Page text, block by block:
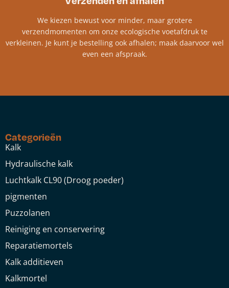
We kiezen bewust voor minder, maar grotere
verzendmomenten om onze ecologische voetafdruk te
verkleinen. Je kunt je bestelling ook afhalen; maak daarvoor wel
even een afspraak.
Categorieën
Kalk
Hydraulische kalk
Luchtkalk CL90 (Droog poeder)
pigmenten
Puzzolanen
Reiniging en conservering
Reparatiemortels
Kalk additieven
Kalkmortel